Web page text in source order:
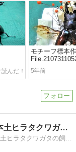
モチーフ標本
5年前
吹田ヒラタ70mmアップへの道｜本土ヒラタクワガタ飼育…